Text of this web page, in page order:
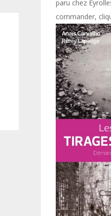
paru chez
commander,